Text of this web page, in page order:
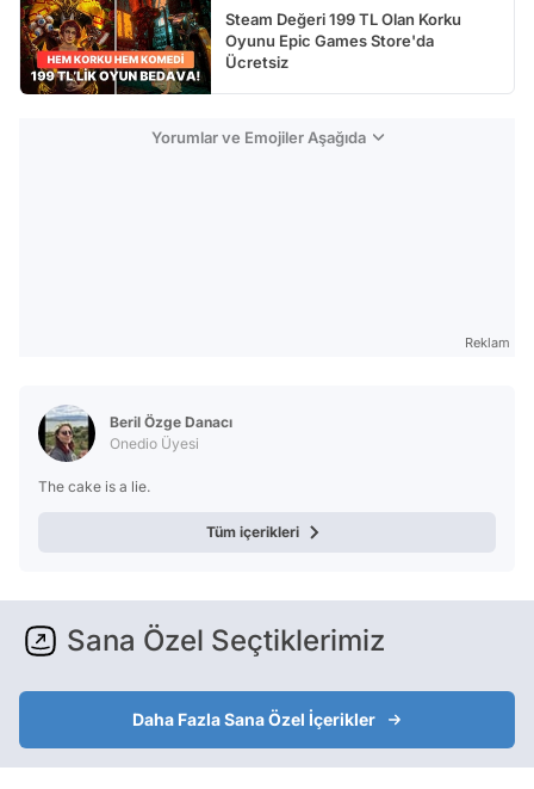
Steam Değeri 199 TL Olan Korku
Oyunu Epic Games Store'da
Ücretsiz
Yorumlar ve Emojiler Aşağıda
Reklam
Beril Özge Danacı
Onedio Üyesi
The cake is a lie.
Tüm içerikleri
Sana Özel Seçtiklerimiz
Daha Fazla Sana Özel İçerikler